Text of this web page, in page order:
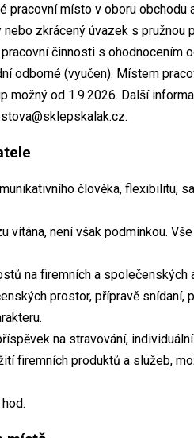
pracovní místo v oboru obchodu
zkrácený úvazek s pružnou
činnosti s ohodnocením
odborné (vyučen). Místem
možný od 1.9.2026. Další
člověka, flexibilitu,
vítána, není však podmínkou.
na firemních a společenských
prostor, přípravě snídaní,
na stravování,
firemních produktů a služeb,